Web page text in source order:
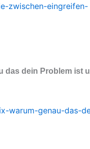
zwischen-eingreifen-
das dein Problem ist
warum-genau-das-